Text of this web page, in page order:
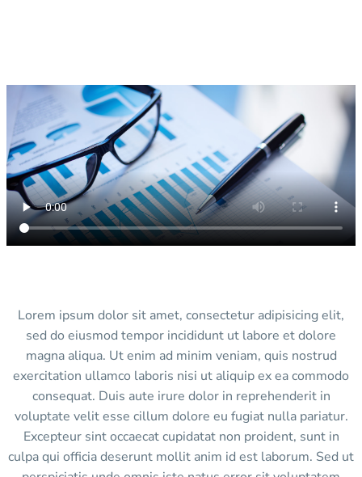
Lorem ipsum dolor sit amet, consectetur adipisicing elit,
sed do eiusmod tempor incididunt ut labore et dolore
magna aliqua. Ut enim ad minim veniam, quis nostrud
exercitation ullamco laboris nisi ut aliquip ex ea commodo
consequat. Duis aute irure dolor in reprehenderit in
voluptate velit esse cillum dolore eu fugiat nulla pariatur.
Excepteur sint occaecat cupidatat non proident, sunt in
culpa qui officia deserunt mollit anim id est laborum. Sed ut